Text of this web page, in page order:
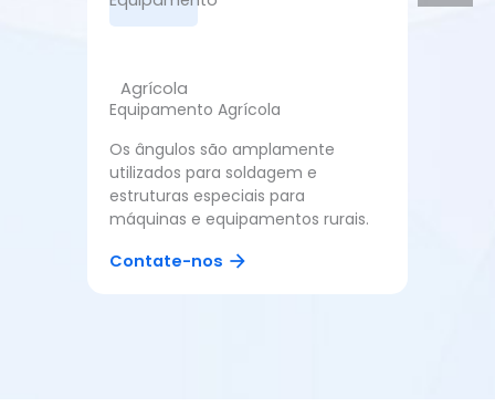
Equipamento Agrícola
Os ângulos são amplamente
utilizados para soldagem e
estruturas especiais para
máquinas e equipamentos rurais.
Contate-nos